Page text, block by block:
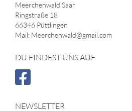
Meerchenwald Saar
Ringstraße 18
66346 Püttlingen
Mail: Meerchenwald@gmail.com
DU FINDEST UNS AUF
NEWSLETTER